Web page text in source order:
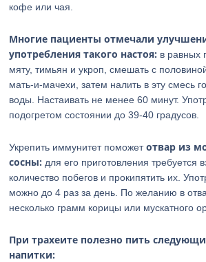
кофе или чая.
Многие пациенты отмечали
употребления такого настоя: в равных
мяту, тимьян и укроп, смешать с
мать-и-мачехи, затем налить в эту смесь
воды. Настаивать не менее 60 минут.
подогретом состоянии до 39-40 градусов.
Укрепить иммунитет поможетотвар из
сосны: для его приготовления требуется
количество побегов и прокипятить их.
можно до 4 раз за день. По желанию в
несколько грамм корицы или мускатного
При трахеите полезно пить
напитки: